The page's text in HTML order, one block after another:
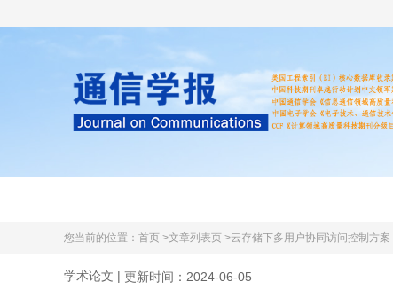
您当前的位置： 首页 >文章列表页 >云存储下多用户协同访问控制方案
学术论文 | 更新时间：2024-06-05